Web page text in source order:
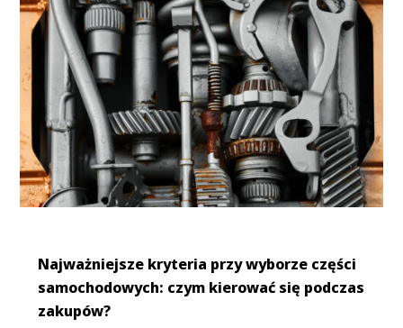
Najważniejsze kryteria przy wyborze części
samochodowych: czym kierować się podczas
zakupów?